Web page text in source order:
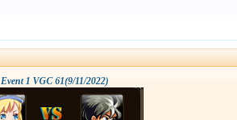
Event 1 VGC 61(9/11/2022)